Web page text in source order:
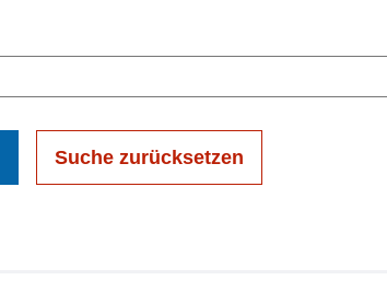
Suche zurücksetzen